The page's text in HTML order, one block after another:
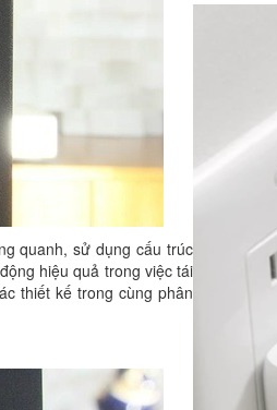
quanh, sử dụng cấu trúc
hiệu quả trong việc tái
thiết kế trong cùng phân